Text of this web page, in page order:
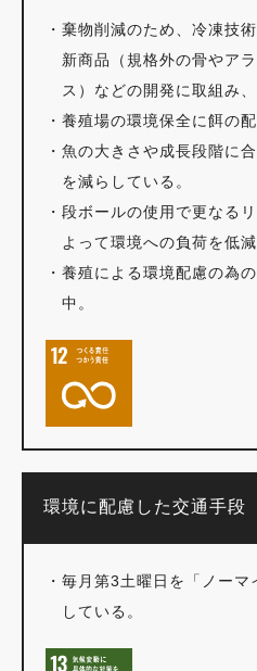
・ 棄物削減のため、冷凍技
新商品（規格外の骨やア
ス）などの開発に取組み
・ 養殖場の環境保全に餌の
・ 魚の大きさや成長段階に
を減らしている。
・ 段ボールの使用で更なる
よって環境への負荷を低減
・ 養殖による環境配慮の為
中。
環境に配慮した交通手段
・ 毎月第3土曜日を「ノーマ
している。